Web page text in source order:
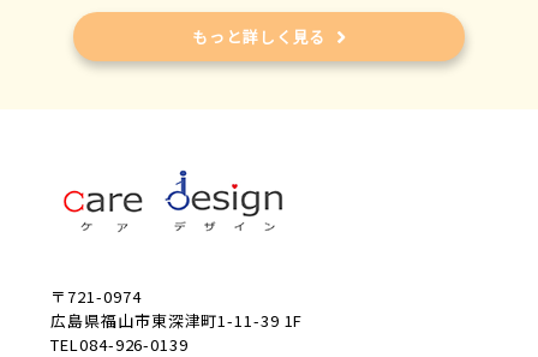
もっと詳しく見る
〒721-0974
広島県福山市東深津町1-11-39 1F
TEL084-926-0139